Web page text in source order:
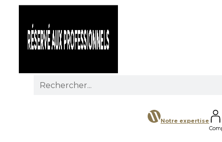
for:
Notre expertise